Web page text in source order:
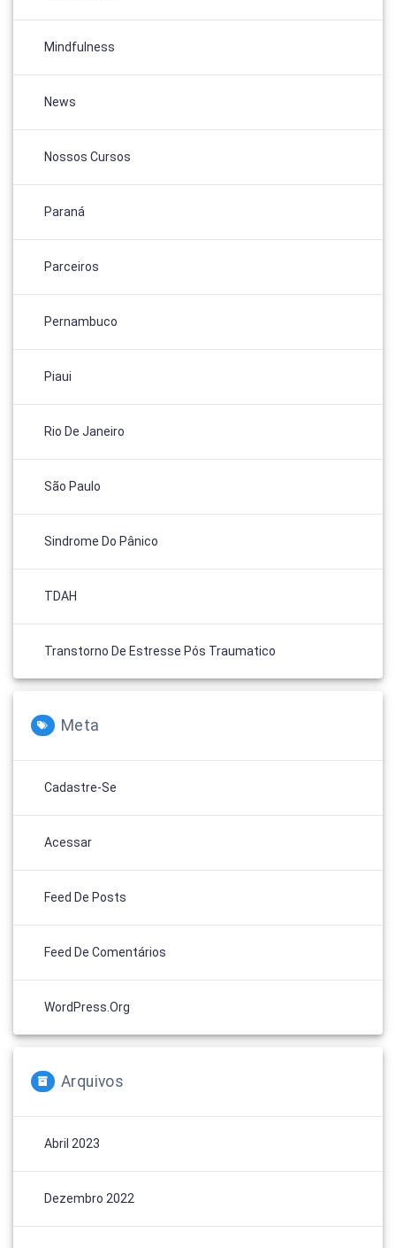
Mindfulness
News
Nossos Cursos
Paraná
Parceiros
Pernambuco
Piaui
Rio De Janeiro
São Paulo
Sindrome Do Pânico
TDAH
Transtorno De Estresse Pós Traumatico
Meta
Cadastre-Se
Acessar
Feed De Posts
Feed De Comentários
WordPress.org
Arquivos
Abril 2023
Dezembro 2022